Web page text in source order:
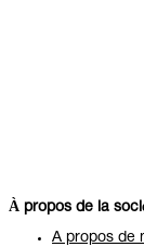
À propos de la
A propos de